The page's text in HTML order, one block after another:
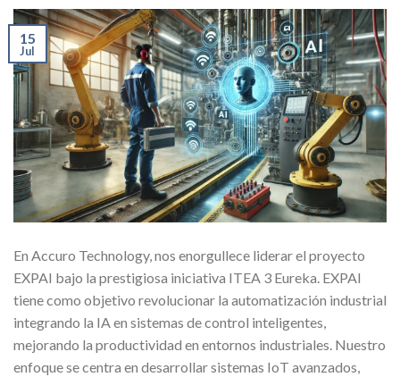
15
Jul
En Accuro Technology, nos enorgullece liderar el proyecto
EXPAI bajo la prestigiosa iniciativa ITEA 3 Eureka. EXPAI
tiene como objetivo revolucionar la automatización industrial
integrando la IA en sistemas de control inteligentes,
mejorando la productividad en entornos industriales. Nuestro
enfoque se centra en desarrollar sistemas IoT avanzados,